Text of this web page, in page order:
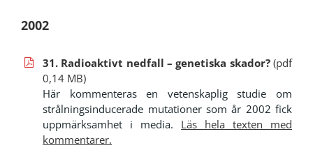
2002
31. Radioaktivt nedfall – genetiska skador?(pdf
0,14 MB)
Här kommenteras en vetenskaplig studie om
strålningsinducerade mutationer som år 2002 fick
uppmärksamhet i media. Läs hela texten med
kommentarer.